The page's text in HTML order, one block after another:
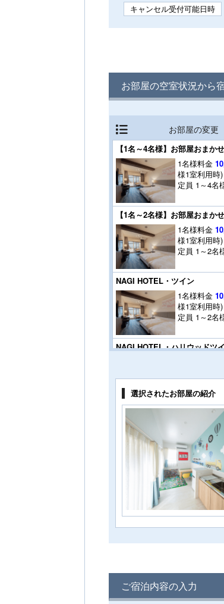
キャンセル受付可能日時
お部屋の空室状況から
お部屋の変更
【1名～4名様】お部屋おまかせ
1名様料金
様1室利用時)
定員 1～4名
【1名～2名様】お部屋おまかせ
1名様料金
様1室利用時)
定員 1～2名
NAGI HOTEL・ツイン
1名様料金
様1室利用時)
定員 1～2名
NAGI HOTEL・ハリウッドツ
1名様料金
様1室利用時)
定員 1～4名
KAZE HOTEL・オーシャンビ
1名様料金
様1室利用時)
定員 1～4名
MINATO HOTEL・フォース
1名様料金
MINATO HOTEL・和室
1名様料金
選択されたお部屋の紹介
ご宿泊内容の入力